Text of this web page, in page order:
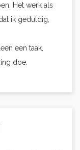
Het werk als
ik geduldig,
een taak,
doe.